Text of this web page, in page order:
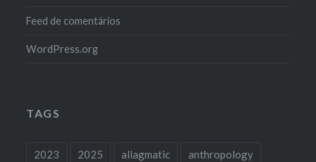
Feed de comentários
WordPress.org
TAGS
2023 2025 allagmatic anthropology